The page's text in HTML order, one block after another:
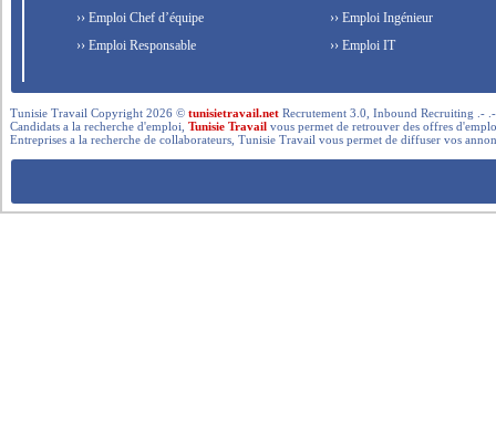
›› Emploi Chef d’équipe
›› Emploi Responsable
›› Emploi Ingénieur
›› Emploi IT
Tunisie Travail Copyright 2026 ©tunisietravail.net Recrutement 3.0, Inbound Recruiting .-
Candidats a la recherche d'emploi,Tunisie Travail vous permet de retrouver des offres
Entreprises a la recherche de collaborateurs, Tunisie Travail vous permet de diffuser vos